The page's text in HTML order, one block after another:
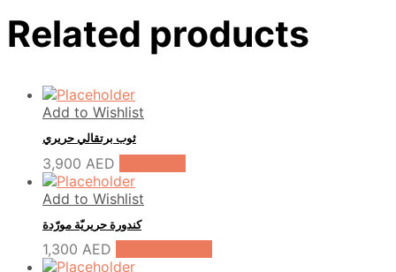
Related products
Add to Wishlist
ثوب برتقالي حريري
3,900 AED
Add to Wishlist
كندورة حريريّة مورّدة
1,300 AED